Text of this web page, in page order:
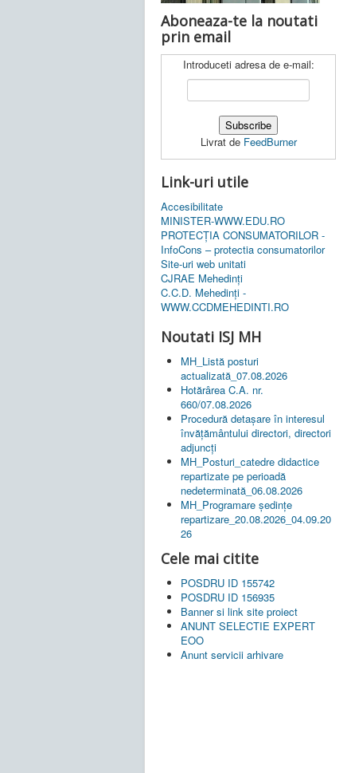
Aboneaza-te la noutati
prin email
Introduceti adresa de e-mail:
Livrat de FeedBurner
Link-uri utile
Accesibilitate
MINISTER-WWW.EDU.RO
PROTECȚIA CONSUMATORILOR -
InfoCons – protectia consumatorilor
Site-uri web unitati
CJRAE Mehedinți
C.C.D. Mehedinţi -
WWW.CCDMEHEDINTI.RO
Noutati ISJ MH
MH_Listă posturi
actualizată_07.08.2026
Hotărârea C.A. nr.
660/07.08.2026
Procedură detașare în interesul
învățământului directori, directori
adjuncți
MH_Posturi_catedre didactice
repartizate pe perioadă
nedeterminată_06.08.2026
MH_Programare ședințe
repartizare_20.08.2026_04.09.20
26
Cele mai citite
POSDRU ID 155742
POSDRU ID 156935
Banner si link site proiect
ANUNT SELECTIE EXPERT
EOO
Anunt servicii arhivare